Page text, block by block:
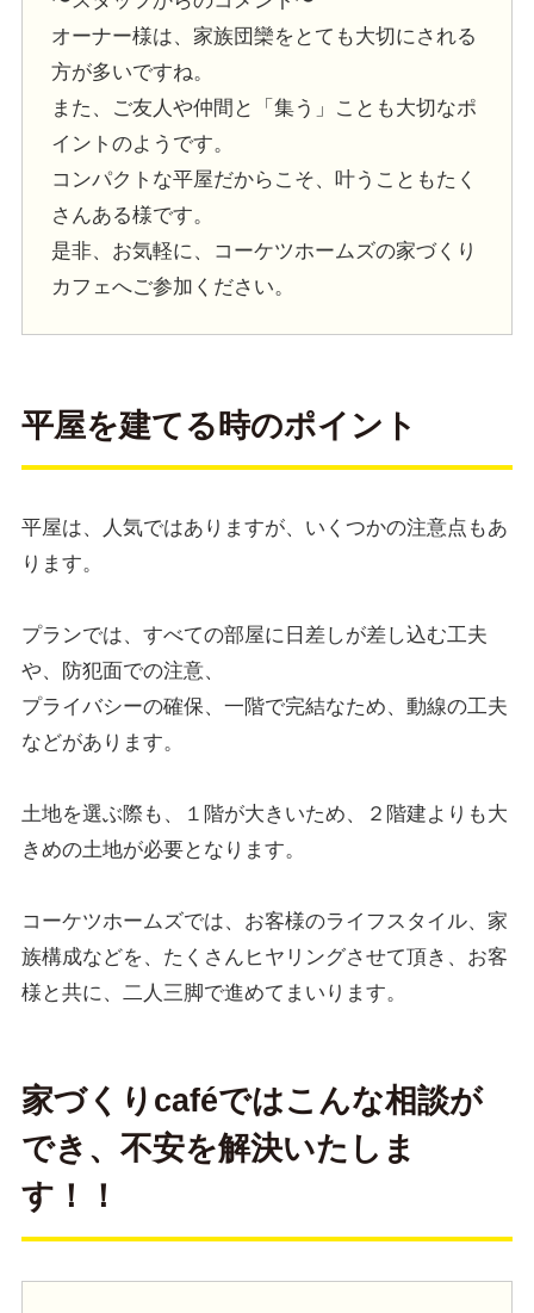
オーナー様は、家族団欒をとても大切にされる
方が多いですね。
また、ご友人や仲間と「集う」ことも大切なポ
イントのようです。
コンパクトな平屋だからこそ、叶うこともたく
さんある様です。
是非、お気軽に、コーケツホームズの家づくり
カフェへご参加ください。
平屋を建てる時のポイント
平屋は、人気ではありますが、いくつかの注意点もあ
ります。
プランでは、すべての部屋に日差しが差し込む工夫
や、防犯面での注意、
プライバシーの確保、一階で完結なため、動線の工夫
などがあります。
土地を選ぶ際も、１階が大きいため、２階建よりも大
きめの土地が必要となります。
コーケツホームズでは、お客様のライフスタイル、家
族構成などを、たくさんヒヤリングさせて頂き、お客
様と共に、二人三脚で進めてまいります。
家づくりcaféではこんな相談が
でき、不安を解決いたしま
す！！